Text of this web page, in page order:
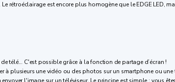
rétroéclairage est encore plus homogène que le EDGE LED,
télé... C'est possible grâce à la fonction de partage d’écran !
plusieurs une vidéo ou des photos sur un smartphone ou une
l'image sur un téléviseur. Le principe est simple : vous